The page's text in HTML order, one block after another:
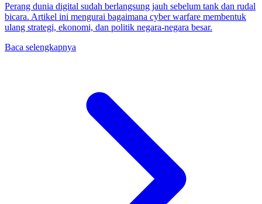
Perang dunia digital sudah berlangsung jauh sebelum tank dan rudal
bicara. Artikel ini mengurai bagaimana cyber warfare membentuk
ulang strategi, ekonomi, dan politik negara-negara besar.
Baca selengkapnya